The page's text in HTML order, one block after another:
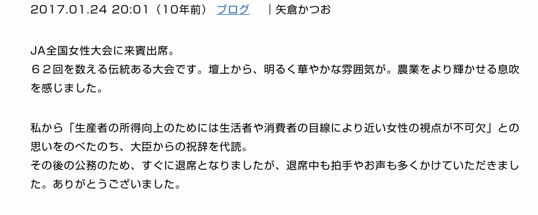
2017.01.24 20:01（10年前） ブログ ｜矢倉かつお
JA全国女性大会に来賓出席。
６２回を数える伝統ある大会です。壇上から、明るく華やかな雰囲気が。農業をより輝かせる息吹
を感じました。
私から「生産者の所得向上のためには生活者や消費者の目線により近い女性の視点が不可欠」との
思いをのべたのち、大臣からの祝辞を代読。
その後の公務のため、すぐに退席となりましたが、退席中も拍手やお声も多くかけていただきまし
た。ありがとうございました。